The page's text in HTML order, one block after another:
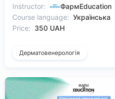
Instructor:
ФармEducation
Course language: Українська
Price: 350 UAH
Дерматовенерологія